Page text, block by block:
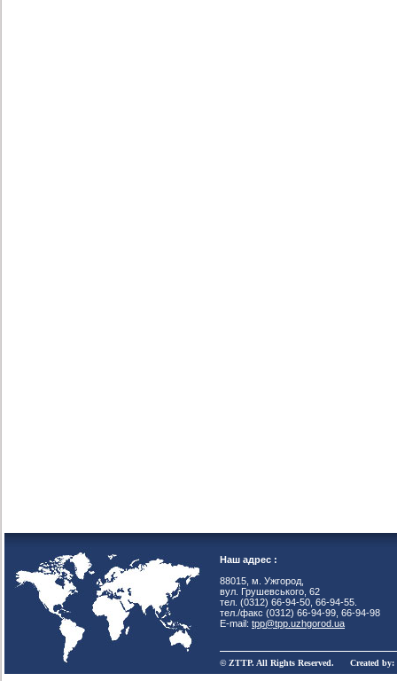
Наш адрес :
88015, м. Ужгород,
вул. Грушевського, 62
тел. (0312) 66-94-50, 66-94-55.
тел./факс (0312) 66-94-99, 66-94-98
E-mail: tpp@tpp.uzhgorod.ua
© ZTTP. All Rights Reserved. Created by: